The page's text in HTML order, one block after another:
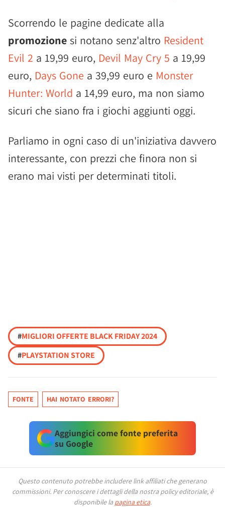
Scorrendo le pagine dedicate alla
promozione si notano senz'altro Resident
Evil 2 a 19,99 euro, Devil May Cry 5 a 19,99
euro, Days Gone a 39,99 euro e Monster
Hunter: World a 14,99 euro, ma non siamo
sicuri che siano fra i giochi aggiunti oggi.
Parliamo in ogni caso di un'iniziativa davvero
interessante, con prezzi che finora non si
erano mai visti per determinati titoli.
#MIGLIORI OFFERTE BLACK FRIDAY 2024
#PLAYSTATION STORE
FONTE HAI NOTATO ERRORI?
Aggiungici come fonte preferita
su Google
Questo contenuto potrebbe includere link affiliati che generano
commissioni. Per conoscere i dettagli della nostra policy editoriale, è
disponibile la pagina etica.